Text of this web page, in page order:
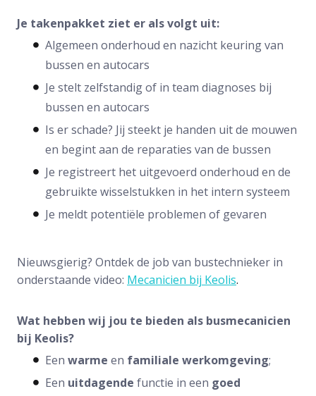
Je takenpakket ziet er als volgt uit:
Algemeen onderhoud en nazicht keuring van
bussen en autocars
Je stelt zelfstandig of in team diagnoses bij
bussen en autocars
Is er schade? Jij steekt je handen uit de mouwen
en begint aan de reparaties van de bussen
Je registreert het uitgevoerd onderhoud en de
gebruikte wisselstukken in het intern systeem
Je meldt potentiële problemen of gevaren
Nieuwsgierig? Ontdek de job van bustechnieker in
onderstaande video: Mecanicien bij Keolis.
Wat hebben wij jou te bieden als busmecanicien
bij Keolis?
Een warme en familiale werkomgeving;
Een uitdagende functie in een goed